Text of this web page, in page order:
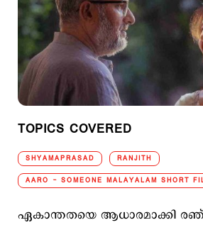
TOPICS COVERED
SHYAMAPRASAD RANJITH
AARO - SOMEONE MALAYALAM SHORT
ഏകാന്തതയെ ആധാരമാക്കി